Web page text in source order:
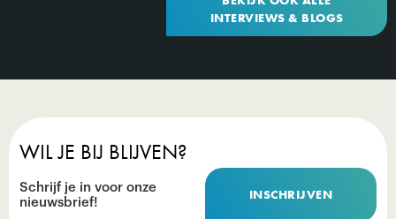
INTERVIEWS & BLOGS
WIL JE BIJ BLIJVEN?
Schrijf je in voor onze
nieuwsbrief!
INSCHRIJVEN